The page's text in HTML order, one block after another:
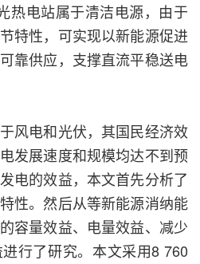
热电站属于清洁电源，由于
特性，可实现以新能源促进
靠供应，支撑直流平稳送电
风电和光伏，其国民经济效
发展速度和规模均达不到预
电的效益，本文首先分析了
性。然后从等新能源消纳能
容量效益、电量效益、减少
行了研究。本文采用8 760